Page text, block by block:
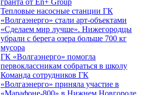
гранта от En+ Group
Тепловые насосные станции ГК
«Волгаэнерго» стали арт-объектами
«Сделаем мир лучше». Нижегородцы
убрали с берега озера больше 700 кг
мусора
ГК «Волгаэнерго» помогла
первоклассникам собраться в школу
Команда сотрудников ГК
«Волгаэнерго» приняла участие в